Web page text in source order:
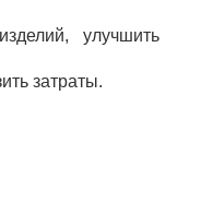
улучшить
затраты.